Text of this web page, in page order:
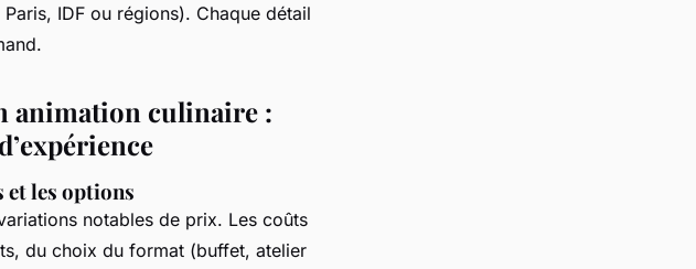
IDF ou régions). Chaque détail
animation culinaire :
et les options
notables de prix. Les coûts
du choix du format (buffet, atelier